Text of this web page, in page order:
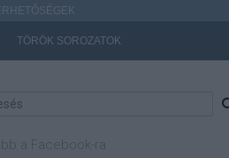
TÖRÖK SOROZATOK
a Facebook-ra